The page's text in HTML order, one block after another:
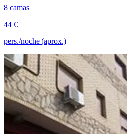
8 camas
44 €
pers./noche (aprox.)